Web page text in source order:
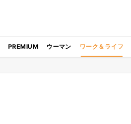
PREMIUM ウーマン ワーク＆ライフ